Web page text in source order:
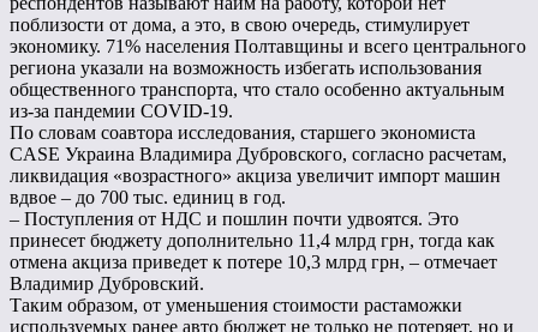
поблизости от дома, а это, в свою очередь, стимулирует
экономику. 71% населения Полтавщины и всего центрального
региона указали на возможность избегать использования
общественного транспорта, что стало особенно актуальным
из-за пандемии COVID-19.
По словам соавтора исследования, старшего экономиста
CASE Украина Владимира Дубровского, согласно расчетам,
ликвидация «возрастного» акциза увеличит импорт машин
вдвое – до 700 тыс. единиц в год.
– Поступления от НДС и пошлин почти удвоятся. Это
принесет бюджету дополнительно 11,4 млрд грн, тогда как
отмена акциза приведет к потере 10,3 млрд грн, – отмечает
Владимир Дубровский.
Таким образом, от уменьшения стоимости растаможки
используемых ранее авто бюджет не только не потеряет, но и